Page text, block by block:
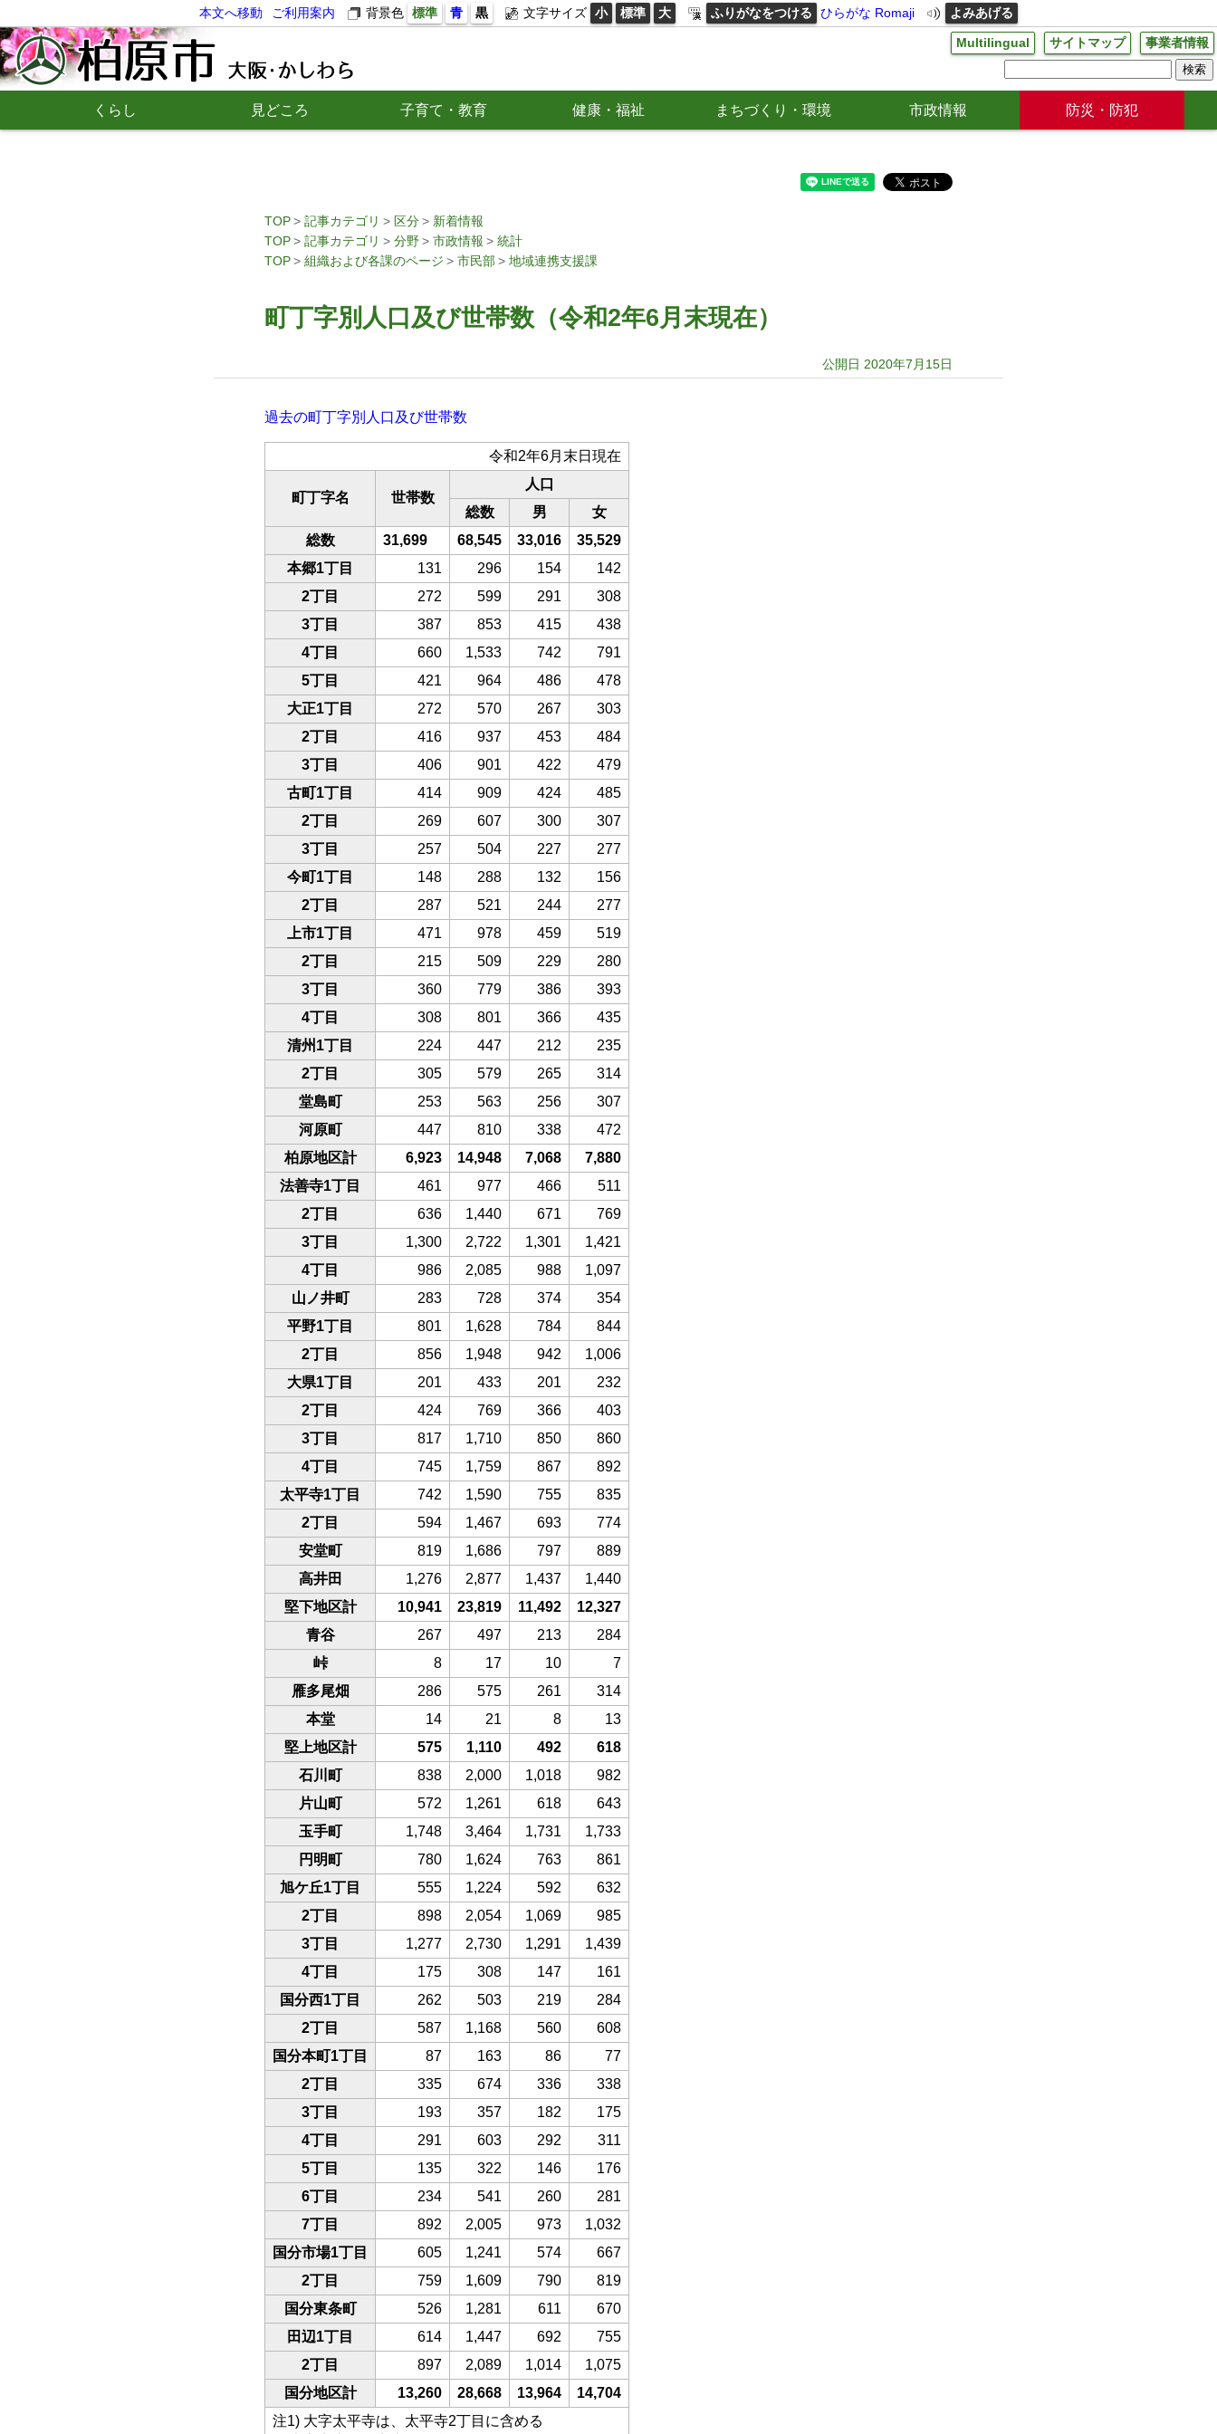
本文へ移動 ご利用案内 背景色 標準 青 黒 文字サイズ 小 標準 大 ふりがなをつける ひらがな Romaji よみあげる
Multilingual サイトマップ 事業者情報
くらし 見どころ 子育て・教育 健康・福祉 まちづくり・環境 市政情報 防災・防犯
TOP 記事カテゴリ 区分
新着情報
TOP
記事カテゴリ 分野 市政情報
統計
TOP
組織および各課のページ 市民部 地域連携支援課
町丁字別人口及び世帯数（令和2年6月末現在）
公開日 2020年7月15日
過去の町丁字別人口及び世帯数
令和2年6月末日現在
町丁字名 世帯数
人口
総数
男
女
総数
31,699 68,545 33,016
35,529
本郷1丁目
131 296 154
142
2丁目
272 599 291
308
3丁目
387 853 415
438
4丁目
660 1,533 742
791
5丁目
421 964 486
478
大正1丁目
272 570 267
303
2丁目
416 937 453
484
3丁目
406 901 422
479
古町1丁目
414 909 424
485
2丁目
269 607 300
307
3丁目
257 504 227
277
今町1丁目
148 288 132
156
2丁目
287 521 244
277
上市1丁目
471 978 459
519
2丁目
215 509 229
280
3丁目
360 779 386
393
4丁目
308 801 366
435
清州1丁目
224 447 212
235
2丁目
305 579 265
314
堂島町
253 563 256
307
河原町
447 810 338
472
柏原地区計
6,923 14,948 7,068
7,880
法善寺1丁目
461 977 466
511
2丁目
636 1,440 671
769
3丁目
1,300 2,722 1,301
1,421
4丁目
986 2,085 988
1,097
山ノ井町
283 728 374
354
平野1丁目
801 1,628 784
844
2丁目
856 1,948 942
1,006
大県1丁目
201 433 201
232
2丁目
424 769 366
403
3丁目
817 1,710 850
860
4丁目
745 1,759 867
892
太平寺1丁目
742 1,590 755
835
2丁目
594 1,467 693
774
安堂町
819 1,686 797
889
高井田
1,276 2,877 1,437
1,440
堅下地区計
10,941 23,819 11,492
12,327
青谷
267 497 213
284
峠
8 17 10
7
雁多尾畑
286 575 261
314
本堂
14 21 8
13
堅上地区計
575 1,110 492
618
石川町
838 2,000 1,018
982
片山町
572 1,261 618
643
玉手町
1,748 3,464 1,731
1,733
円明町
780 1,624 763
861
旭ケ丘1丁目
555 1,224 592
632
2丁目
898 2,054 1,069
985
3丁目
1,277 2,730 1,291
1,439
4丁目
175 308 147
161
国分西1丁目
262 503 219
284
2丁目
587 1,168 560
608
国分本町1丁目
87 163 86
77
2丁目
335 674 336
338
3丁目
193 357 182
175
4丁目
291 603 292
311
5丁目
135 322 146
176
6丁目
234 541 260
281
7丁目
892 2,005 973
1,032
国分市場1丁目
605 1,241 574
667
2丁目
759 1,609 790
819
国分東条町
526 1,281 611
670
田辺1丁目
614 1,447 692
755
2丁目
897 2,089 1,014
1,075
国分地区計
13,260 28,668 13,964
14,704
注1) 大字太平寺は、太平寺2丁目に含める